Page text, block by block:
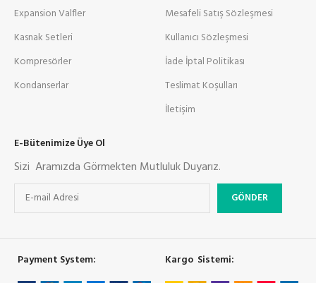
Expansion Valfler
Kasnak Setleri
Kompresörler
Kondanserlar
Mesafeli Satış Sözleşmesi
Kullanıcı Sözleşmesi
İade İptal Politikası
Teslimat Koşulları
İletişim
E-Bütenimize Üye Ol
Sizi Aramızda Görmekten Mutluluk Duyarız.
Payment System: Kargo Sistemi: